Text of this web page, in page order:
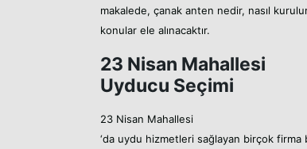
makalede, çanak anten nedir, nasıl kurulur,
konular ele alınacaktır.
23 Nisan Mahallesi
Uyducu Seçimi
23 Nisan Mahallesi
‘da uydu hizmetleri sağlayan birçok firma